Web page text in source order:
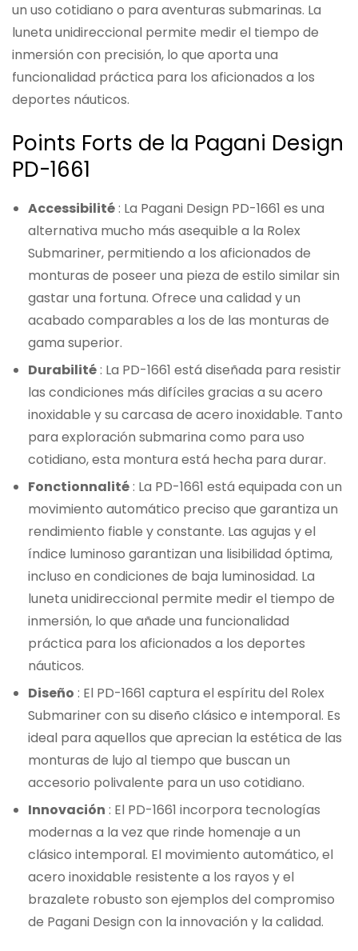
un uso cotidiano o para aventuras submarinas. La
luneta unidireccional permite medir el tiempo de
inmersión con precisión, lo que aporta una
funcionalidad práctica para los aficionados a los
deportes náuticos.
Points Forts de la Pagani Design
PD-1661
Accessibilité: La Pagani Design PD-1661 es una
alternativa mucho más asequible a la Rolex
Submariner, permitiendo a los aficionados de
monturas de poseer una pieza de estilo similar sin
gastar una fortuna. Ofrece una calidad y un
acabado comparables a los de las monturas de
gama superior.
Durabilité: La PD-1661 está diseñada para resistir
las condiciones más difíciles gracias a su acero
inoxidable y su carcasa de acero inoxidable. Tanto
para exploración submarina como para uso
cotidiano, esta montura está hecha para durar.
Fonctionnalité: La PD-1661 está equipada con un
movimiento automático preciso que garantiza un
rendimiento fiable y constante. Las agujas y el
índice luminoso garantizan una lisibilidad óptima,
incluso en condiciones de baja luminosidad. La
luneta unidireccional permite medir el tiempo de
inmersión, lo que añade una funcionalidad
práctica para los aficionados a los deportes
náuticos.
Diseño : El PD-1661 captura el espíritu del Rolex
Submariner con su diseño clásico e intemporal. Es
ideal para aquellos que aprecian la estética de las
monturas de lujo al tiempo que buscan un
accesorio polivalente para un uso cotidiano.
Innovación : El PD-1661 incorpora tecnologías
modernas a la vez que rinde homenaje a un
clásico intemporal. El movimiento automático, el
acero inoxidable resistente a los rayos y el
brazalete robusto son ejemplos del compromiso
de Pagani Design con la innovación y la calidad.